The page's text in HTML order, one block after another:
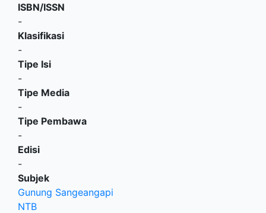
ISBN/ISSN
-
Klasifikasi
-
Tipe Isi
-
Tipe Media
-
Tipe Pembawa
-
Edisi
-
Subjek
Gunung Sangeangapi
NTB